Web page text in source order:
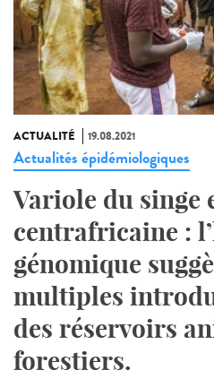
ACTUALITÉ 19.08.2021
Actualités épidémiologiques
Variole du singe
centrafricaine :
génomique
multiples
des réservoirs
forestiers.